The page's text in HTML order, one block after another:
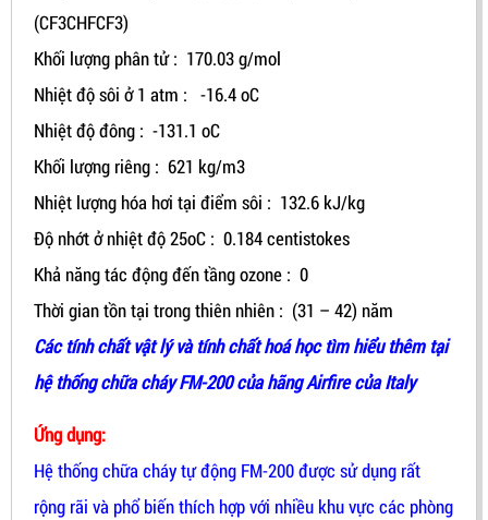
(CF3CHFCF3)
Khối lượng phân tử : 170.03 g/mol
Nhiệt độ sôi ở 1 atm : -16.4 oC
Nhiệt độ đông : -131.1 oC
Khối lượng riêng : 621 kg/m3
Nhiệt lượng hóa hơi tại điểm sôi : 132.6 kJ/kg
Độ nhớt ở nhiệt độ 25oC : 0.184 centistokes
Khả năng tác động đến tầng ozone : 0
Thời gian tồn tại trong thiên nhiên : (31 – 42) năm
Các tính chất vật lý và tính chất hoá học tìm hiểu thêm tại
hệ thống chữa cháy FM-200 của hãng Airfire của Italy
Ứng dụng:
Hệ thống chữa cháy tự động FM-200 được sử dụng rất
rộng rãi và phổ biến thích hợp với nhiều khu vực các phòng